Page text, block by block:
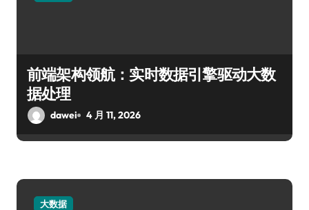
前端架构领航：实时数据引擎驱动大数
据处理
dawei 4 月 11, 2026
大数据